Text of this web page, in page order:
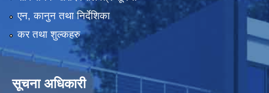
एन, कानुन तथा निर्देशिका
कर तथा शुल्कहरु
सूचना अधिकारी